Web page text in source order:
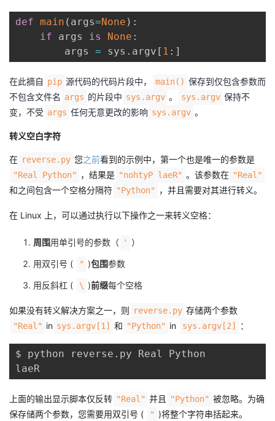
def main ( args=None ) :
if args is None :
        args
= sys . argv [ 1 : ]
在此摘自 pip 源代码的代码片段中， main() 保存到仅包含参数而
不包含文件名 args 的片段中 sys.argv 。 sys.argv 保持不
变，不受 args 任何无意更改的影响 sys.argv 。
转义空白字符
在 reverse.py 您之前看到的示例中，第一个也是唯一的参数是
"Real Python" ，结果是 "nohtyP laeR" 。该参数在 "Real"
和之间包含一个空格分隔符 "Python" ，并且需要对其进行转义。
在 Linux 上，可以通过执行以下操作之一来转义空格：
周围用单引号的参数（ ' ）
用双引号 ( " )包围参数
用反斜杠 ( \ )前缀每个空格
如果没有转义解决方案之一，则 reverse.py 存储两个参数
"Real" in sys.argv[1] 和 "Python" in sys.argv[2] ：
$ python reverse.py Real Python
上面的输出显示脚本仅反转 "Real" 并且 "Python" 被忽略。为确
保存储两个参数，您需要用双引号 (
" )将整个字符串括起来。